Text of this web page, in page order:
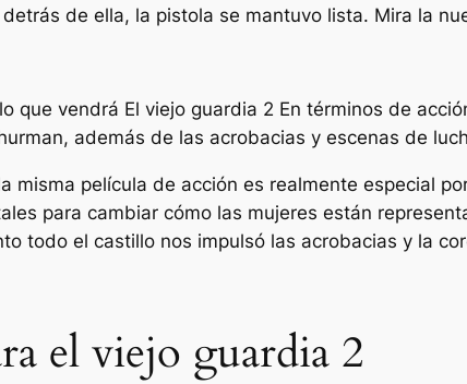
de ella, la pistola se mantuvo lista. Mira la
que vendrá El viejo guardia 2 En términos de
además de las acrobacias y escenas de
misma película de acción es realmente especial
para cambiar cómo las mujeres están
todo el castillo nos impulsó las acrobacias y la
el viejo guardia 2